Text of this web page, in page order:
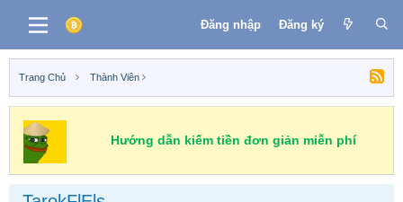
Đăng nhập Đăng ký
Trang Chủ Thành Viên
Hướng dẫn kiếm tiền đơn giản miễn phí